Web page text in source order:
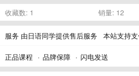
收藏数: 1 销量: 12
服务 由日语同学提供售后服务 本站支持
正品课程 品牌保障 闪电发送